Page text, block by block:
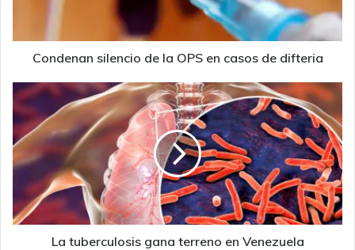
difteria
Condenan silencio de la OPS en casos de difteria
La
tuberculosis
gana
terreno
en
Venezuela
La tuberculosis gana terreno en Venezuela